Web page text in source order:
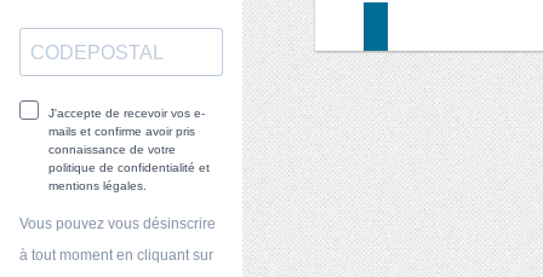
J'accepte de recevoir vos e-
mails et confirme avoir pris
connaissance de votre
politique de confidentialité et
mentions légales.
Vous pouvez vous désinscrire
à tout moment en cliquant sur